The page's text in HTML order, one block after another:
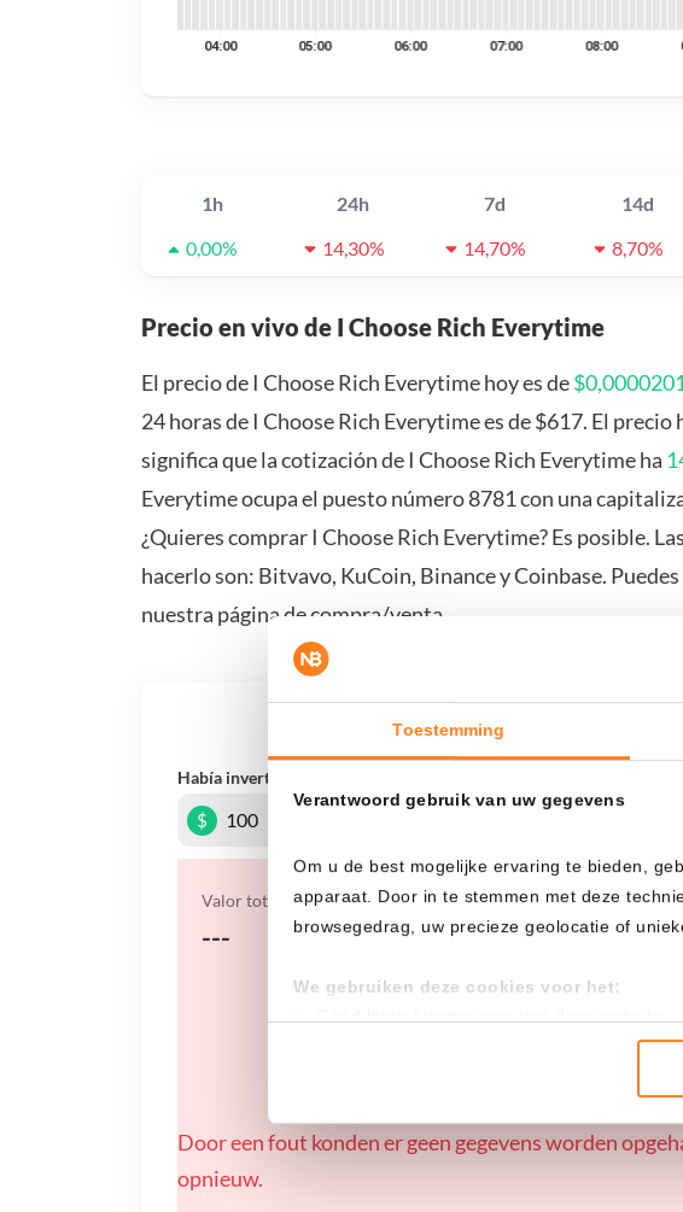
Toestemming
Verantwoord gebruik van uw gegevens
Om u de best mogelijke ervaring te bieden,
apparaat. Door in te stemmen met deze
browsegedrag, uw precieze geolocatie of
We gebruiken deze cookies voor het:
Klik hieronder om ons toestemming te geven
gedetailleerde keuzes, waaronder het maken
1h 24h 7d 14d
0,00%
14,30% 14,70% 8,70%
Precio en vivo de I Choose Rich Everytime
El precio de I Choose Rich Everytime hoy es de
24 horas de I Choose Rich Everytime es de $617. El precio
significa que la cotización de I Choose Rich Everytime ha
Everytime ocupa el puesto número 8781 con una
¿Quieres comprar I Choose Rich Everytime? Es posible.
hacerlo son: Bitvavo, KuCoin, Binance y Coinbase.
nuestra página de compra/venta.
¿Qué pasa si…?
Había invertido
$
Valor total
---
Door een fout konden er geen gegevens worden
opnieuw.